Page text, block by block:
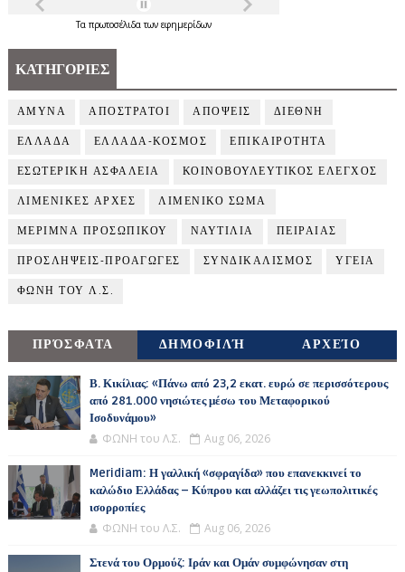
Τα πρωτοσέλιδατων εφημερίδων
ΚΑΤΗΓΟΡΙΕΣ
ΑΜΥΝΑ ΑΠΟΣΤΡΑΤΟΙ ΑΠΟΨΕΙΣ ΔΙΕΘΝΗ
ΕΛΛΑΔΑ ΕΛΛΑΔΑ-ΚΟΣΜΟΣ ΕΠΙΚΑΙΡΟΤΗΤΑ
ΕΣΩΤΕΡΙΚΗ ΑΣΦΑΛΕΙΑ ΚΟΙΝΟΒΟΥΛΕΥΤΙΚΟΣ ΕΛΕΓΧΟΣ
ΛΙΜΕΝΙΚΕΣ ΑΡΧΕΣ ΛΙΜΕΝΙΚΟ ΣΩΜΑ
ΜΕΡΙΜΝΑ ΠΡΟΣΩΠΙΚΟΥ ΝΑΥΤΙΛΙΑ ΠΕΙΡΑΙΑΣ
ΠΡΟΣΛΗΨΕΙΣ-ΠΡΟΑΓΩΓΕΣ ΣΥΝΔΙΚΑΛΙΣΜΟΣ ΥΓΕΙΑ
ΦΩΝΗ ΤΟΥ Λ.Σ.
ΠΡΌΣΦΑΤΑ ΔΗΜΟΦΙΛΉ ΑΡΧΕΊΟ
Β. Κικίλιας: «Πάνω από 23,2 εκατ. ευρώ σε περισσότερους
από 281.000 νησιώτες μέσω του Μεταφορικού
Ισοδυνάμου»
ΦΩΝΗ του Λ.Σ. Aug 06, 2026
Meridiam: Η γαλλική «σφραγίδα» που επανεκκινεί το
καλώδιο Ελλάδας – Κύπρου και αλλάζει τις γεωπολιτικές
ισορροπίες
ΦΩΝΗ του Λ.Σ. Aug 06, 2026
Στενά του Ορμούζ: Ιράν και Ομάν συμφώνησαν στη